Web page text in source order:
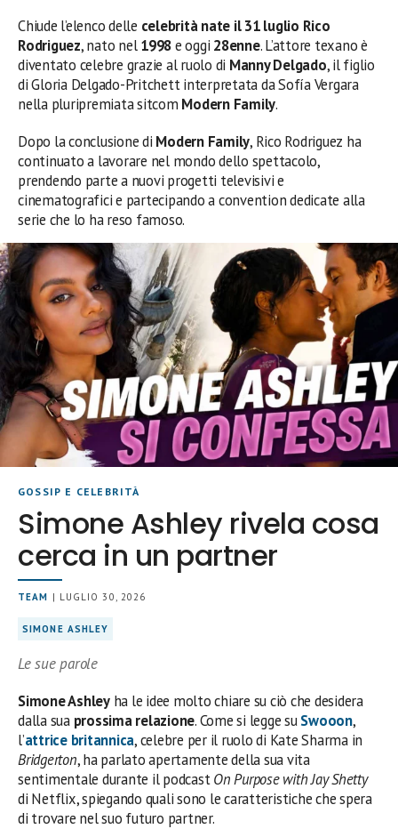
Chiude l’elenco delle celebrità nate il 31 luglio Rico
Rodriguez, nato nel1998e oggi 28enne. L’attore texano è
diventato celebre grazie al ruolo di Manny Delgado, il figlio
di Gloria Delgado-Pritchett interpretata da Sofía Vergara
nella pluripremiata sitcom Modern Family.
Dopo la conclusione di Modern Family, Rico Rodriguez ha
continuato a lavorare nel mondo dello spettacolo,
prendendo parte a nuovi progetti televisivi e
cinematografici e partecipando a convention dedicate alla
serie che lo ha reso famoso.
GOSSIP E CELEBRITÀ
Simone Ashley rivela cosa
cerca in un partner
TEAM | LUGLIO 30, 2026
SIMONE ASHLEY
Le sue parole
Simone Ashleyha le idee molto chiare su ciò che desidera
dalla sua prossima relazione. Come si legge suSwooon,
l’attrice britannica, celebre per il ruolo di Kate Sharma in
Bridgerton, ha parlato apertamente della sua vita
sentimentale durante il podcastOn Purpose with Jay Shetty
di Netflix, spiegando quali sono le caratteristiche che spera
di trovare nel suo futuro partner.